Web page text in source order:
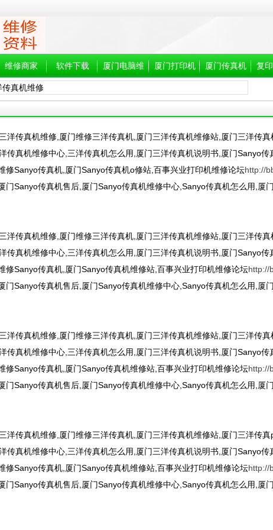
维修商家 软件下载 厦门电脑维 厦门打印机 厦门传真机 复
真机维修
洋传真机维修,厦门维修三洋传真机,厦门三洋传真机维修站,厦门三洋传真
传真机维修中心,三洋传真机怎么用,厦门三洋传真机说明书,厦门Sanyo传
修Sanyo传真机,厦门Sanyo传真机o修站,百事兴业打印机维修论坛http://
门Sanyo传真机售后,厦门Sanyo传真机维修中心,Sanyo传真机怎么用,厦
洋传真机维修,厦门维修三洋传真机,厦门三洋传真机维修站,厦门三洋传真
传真机维修中心,三洋传真机怎么用,厦门三洋传真机说明书,厦门Sanyo传
修Sanyo传真机,厦门Sanyo传真机维修站,百事兴业打印机维修论坛http://
门Sanyo传真机售后,厦门Sanyo传真机维修中心,Sanyo传真机怎么用,厦
洋传真机维修,厦门维修三洋传真机,厦门三洋传真机维修站,厦门三洋传真
传真机维修中心,三洋传真机怎么用,厦门三洋传真机说明书,厦门Sanyo传
修Sanyo传真机,厦门Sanyo传真机维修站,百事兴业打印机维修论坛http://
门Sanyo传真机售后,厦门Sanyo传真机维修中心,Sanyo传真机怎么用,厦
洋传真机维修,厦门维修三洋传真机,厦门三洋传真机维修站,厦门三洋传真
传真机维修中心,三洋传真机怎么用,厦门三洋传真机说明书,厦门Sanyo传
修Sanyo传真机,厦门Sanyo传真机维修站,百事兴业打印机维修论坛http://
门Sanyo传真机售后,厦门Sanyo传真机维修中心,Sanyo传真机怎么用,厦